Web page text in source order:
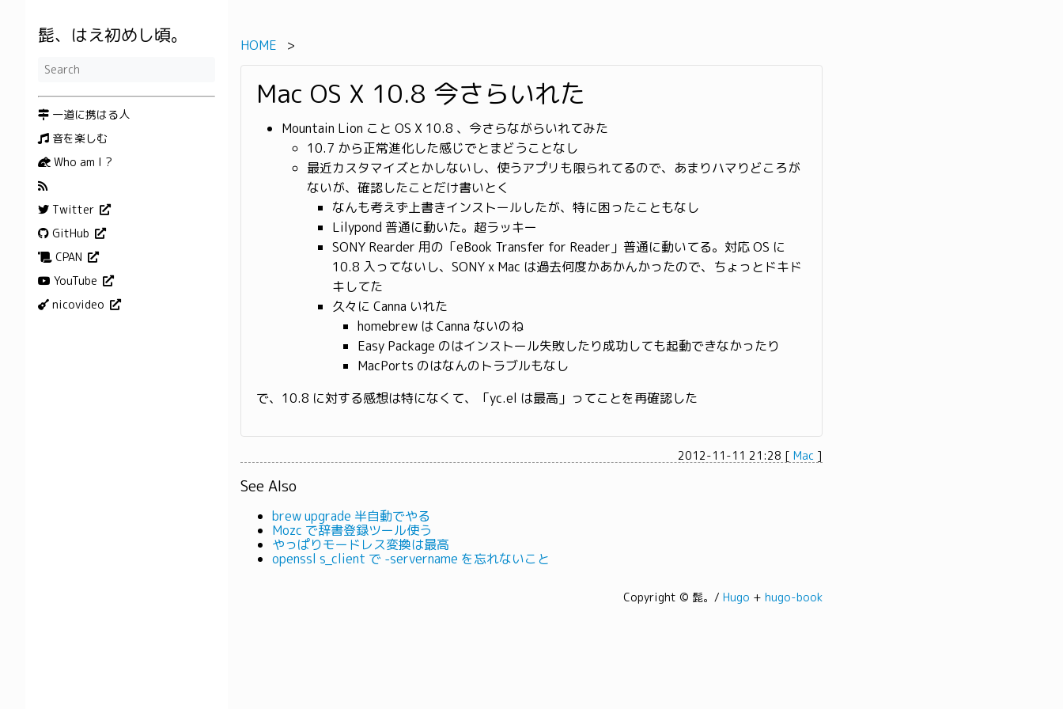
髭、はえ初めし頃。
一道に携はる人
音を楽しむ
Who am I ?
Twitter
GitHub
CPAN
YouTube
nicovideo
HOME
Mac OS X 10.8 今さらいれた
Mountain Lion こと OS X 10.8 、今さらながらいれてみた
10.7 から正常進化した感じでとまどうことなし
最近カスタマイズとかしないし、使うアプリも限られてるので、あまりハマりどころが
ないが、確認したことだけ書いとく
なんも考えず上書きインストールしたが、特に困ったこともなし
Lilypond 普通に動いた。超ラッキー
SONY Rearder 用の「eBook Transfer for Reader」普通に動いてる。対応 OS に
10.8 入ってないし、SONY x Mac は過去何度かあかんかったので、ちょっとドキド
キしてた
久々に Canna いれた
homebrew は Canna ないのね
Easy Package のはインストール失敗したり成功しても起動できなかったり
MacPorts のはなんのトラブルもなし
で、10.8 に対する感想は特になくて、「yc.el は最高」ってことを再確認した
2012-11-11 21:28 [ Mac ]
See Also
brew upgrade 半自動でやる
Mozc で辞書登録ツール使う
やっぱりモードレス変換は最高
openssl s_client で -servername を忘れないこと
Copyright © 髭。/ Hugo + hugo-book